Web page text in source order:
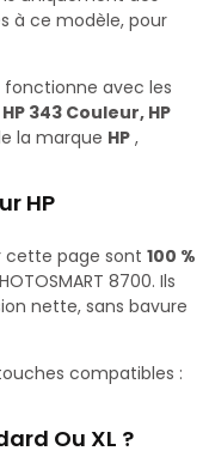
à ce modèle, pour
fonctionne avec les
343 Couleur, HP
la marque HP ,
HP
cette page sont 100 %
8700. Ils
nette, sans bavure
compatibles :
Ou XL ?